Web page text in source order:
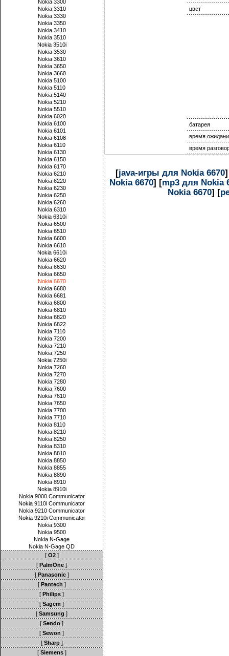
Nokia 3300
Nokia 3310
Nokia 3330
Nokia 3350
Nokia 3410
Nokia 3510
Nokia 3510i
Nokia 3530
Nokia 3610
Nokia 3650
Nokia 3660
Nokia 5100
Nokia 5110
Nokia 5140
Nokia 5210
Nokia 5510
Nokia 6020
Nokia 6100
Nokia 6101
Nokia 6108
Nokia 6110
Nokia 6130
Nokia 6150
Nokia 6170
Nokia 6210
Nokia 6220
Nokia 6230
Nokia 6250
Nokia 6260
Nokia 6310
Nokia 6310i
Nokia 6500
Nokia 6510
Nokia 6600
Nokia 6610
Nokia 6610i
Nokia 6620
Nokia 6630
Nokia 6650
Nokia 6670
Nokia 6680
Nokia 6681
Nokia 6800
Nokia 6810
Nokia 6820
Nokia 6822
Nokia 7110
Nokia 7200
Nokia 7210
Nokia 7250
Nokia 7250i
Nokia 7260
Nokia 7270
Nokia 7280
Nokia 7600
Nokia 7610
Nokia 7650
Nokia 7700
Nokia 7710
Nokia 8110
Nokia 8210
Nokia 8250
Nokia 8310
Nokia 8810
Nokia 8850
Nokia 8855
Nokia 8890
Nokia 8910
Nokia 8910i
Nokia 9000 Communicator
Nokia 9110i Communicator
Nokia 9210 Communicator
Nokia 9210i Communicator
Nokia 9300
Nokia 9500
Nokia N-Gage
Nokia N-Gage QD
[ O2]
[ PalmOne ]
[ Panasonic]
[ Pantech ]
[ Philips ]
[ Sagem ]
[ Samsung ]
[ Sendo ]
[ Sewon ]
[ Sharp]
[ Siemens]
цвет
батарея
время
время
[java-игры для Nokia 6670]
Nokia 6670] [mp3 для Nokia
Nokia 6670] [